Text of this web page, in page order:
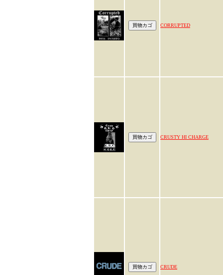
CORRUPTED
CRUSTY HI CHARGE
CRUDE